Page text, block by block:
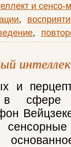
и
,
,
и
в сфере